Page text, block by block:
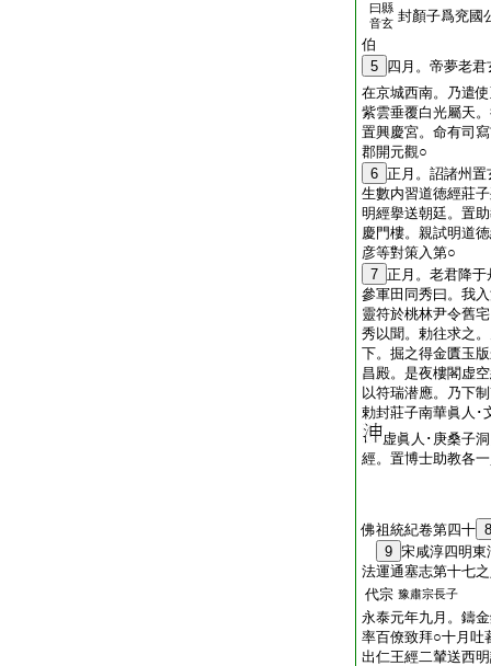
曰縣
音玄 封顏子爲兖國
伯
5 四月。帝夢老
在京城西南。乃遣
紫雲垂覆白光屬天
置興慶宮。命有司
郡開元觀○
6 正月。詔諸州
生數内習道徳經莊
明經擧送朝廷。置
慶門樓。親試明道
彦等對策入第○
7 正月。老君降
參軍田同秀曰。我
靈符於桃林尹令舊
秀以聞。勅往求之
下。掘之得金匱玉
昌殿。是夜樓閣虚
以符瑞潜應。乃下
勅封莊子南華眞人･
虚眞人･庚桑子
經。置博士助教各
佛祖統紀卷第四十 8
9 宋咸淳四明
法運通塞志第十七
代宗 豫肅宗長子
永泰元年九月。鑄
率百僚致拜○十月吐
出仁王經二輦送西